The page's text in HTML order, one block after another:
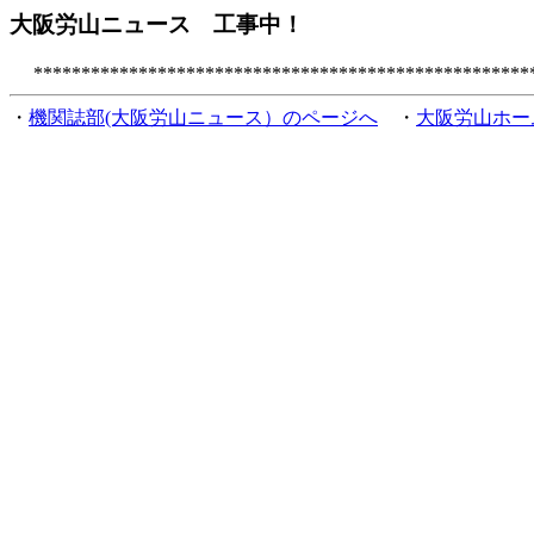
大阪労山ニュース 工事中！
・ 機関誌部(大阪労山ニュース）のページへ ・ 大阪労山ホ